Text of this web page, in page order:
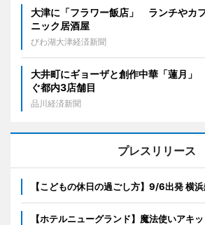
大津に「フラワー飯店」 ランチやカ
ニック居酒屋
びわ湖大津経済新聞
大井町にギョーザと創作中華「蓮月
ぐ都内3店舗目
品川経済新聞
プレスリリース
【こどもの休日の過ごし方】9/6出発 横
【ホテルニューグランド】魔法使いアキ